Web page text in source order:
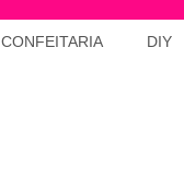
CONFEITARIA DIY